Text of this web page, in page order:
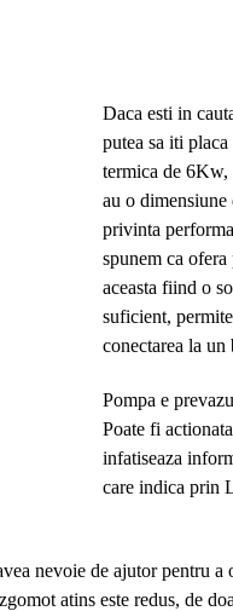
Daca esti in
putea sa iti
termica de 6Kw,
au o dimensiune
privinta
spunem ca
aceasta fiind o
suficient,
conectarea la
Pompa e
Poate fi
infatiseaza
care indica prin
nevoie de ajutor pentru
atins este redus, de